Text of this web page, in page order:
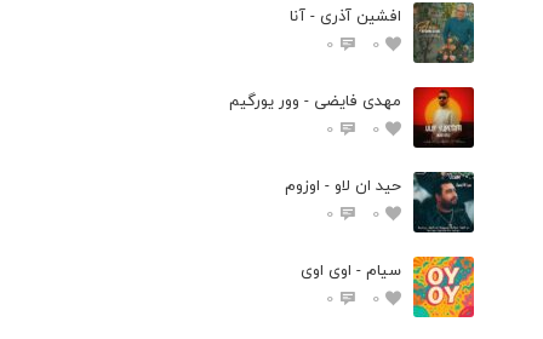
افشین آذری - آنا
0
0
مهدی فایضی - وور یورگیم
0
0
حید ان لاو - اوزوم
0
0
سیام - اوی اوی
0
0